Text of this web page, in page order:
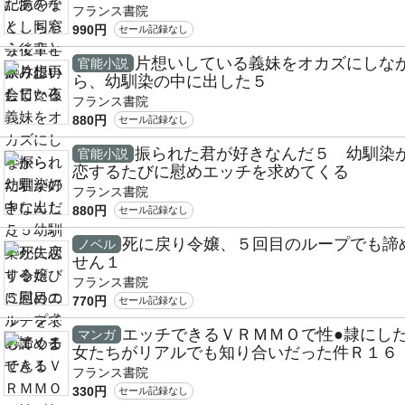
フランス書院
990円
セール記録なし
官能小説
片想いしている義妹をオカズにしな
ら、幼馴染の中に出した５
フランス書院
880円
セール記録なし
官能小説 振られた君が好きなんだ５ 幼馴染
恋するたびに慰めエッチを求めてくる
フランス書院
880円
セール記録なし
ノベル 死に戻り令嬢、５回目のループでも諦
せん１
フランス書院
770円
セール記録なし
マンガ エッチできるＶＲＭＭＯで性●隷にし
女たちがリアルでも知り合いだった件Ｒ１６
フランス書院
330円
セール記録なし